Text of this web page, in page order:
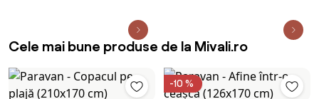
Cele mai bune produse de la Mivali.ro
-10 %